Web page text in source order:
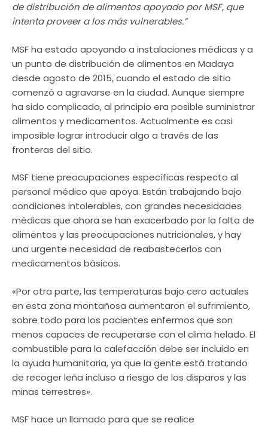
de distribución de alimentos apoyado por MSF, que
intenta proveer a los más vulnerables.”
MSF ha estado apoyando a instalaciones médicas y a
un punto de distribución de alimentos en Madaya
desde agosto de 2015, cuando el estado de sitio
comenzó a agravarse en la ciudad. Aunque siempre
ha sido complicado, al principio era posible suministrar
alimentos y medicamentos. Actualmente es casi
imposible lograr introducir algo a través de las
fronteras del sitio.
MSF tiene preocupaciones específicas respecto al
personal médico que apoya. Están trabajando bajo
condiciones intolerables, con grandes necesidades
médicas que ahora se han exacerbado por la falta de
alimentos y las preocupaciones nutricionales, y hay
una urgente necesidad de reabastecerlos con
medicamentos básicos.
«Por otra parte, las temperaturas bajo cero actuales
en esta zona montañosa aumentaron el sufrimiento,
sobre todo para los pacientes enfermos que son
menos capaces de recuperarse con el clima helado. El
combustible para la calefacción debe ser incluido en
la ayuda humanitaria, ya que la gente está tratando
de recoger leña incluso a riesgo de los disparos y las
minas terrestres».
MSF hace un llamado para que se realice